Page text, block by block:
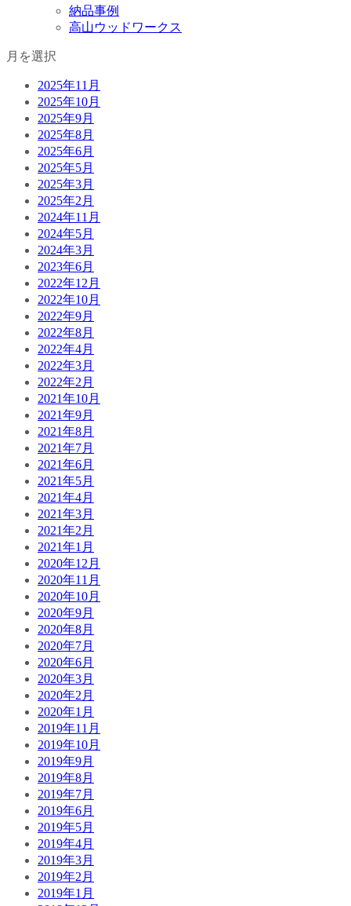
納品事例
高山ウッドワークス
月を選択
2025年11月
2025年10月
2025年9月
2025年8月
2025年6月
2025年5月
2025年3月
2025年2月
2024年11月
2024年5月
2024年3月
2023年6月
2022年12月
2022年10月
2022年9月
2022年8月
2022年4月
2022年3月
2022年2月
2021年10月
2021年9月
2021年8月
2021年7月
2021年6月
2021年5月
2021年4月
2021年3月
2021年2月
2021年1月
2020年12月
2020年11月
2020年10月
2020年9月
2020年8月
2020年7月
2020年6月
2020年3月
2020年2月
2020年1月
2019年11月
2019年10月
2019年9月
2019年8月
2019年7月
2019年6月
2019年5月
2019年4月
2019年3月
2019年2月
2019年1月